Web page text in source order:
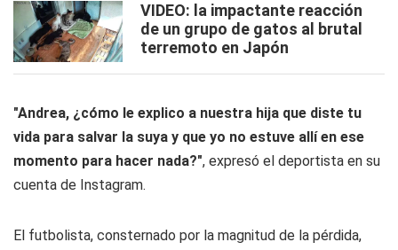
VIDEO: la impactante reacción
de un grupo de gatos al brutal
terremoto en Japón
"Andrea, ¿cómo le explico a nuestra hija que diste tu
vida para salvar la suya y que yo no estuve allí en ese
momento para hacer nada?", expresó el deportista en su
cuenta de Instagram.
El futbolista, consternado por la magnitud de la pérdida,